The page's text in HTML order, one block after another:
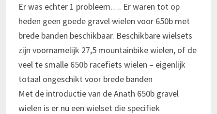
Er was echter 1 probleem…. Er waren tot op
heden geen goede gravel wielen voor 650b met
brede banden beschikbaar. Beschikbare wielsets
zijn voornamelijk 27,5 mountainbike wielen, of de
veel te smalle 650b racefiets wielen – eigenlijk
totaal ongeschikt voor brede banden
Met de introductie van de Anath 650b gravel
wielen is er nu een wielset die specifiek